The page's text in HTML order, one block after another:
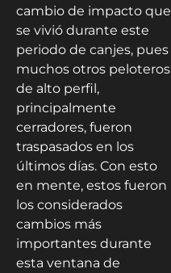
cambio de impacto que
se vivió durante este
periodo de canjes, pues
muchos otros peloteros
de alto perfil,
principalmente
cerradores, fueron
traspasados en los
últimos días. Con esto
en mente, estos fueron
los considerados
cambios más
importantes durante
esta ventana de